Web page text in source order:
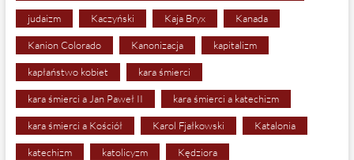
judaizm Kaczyński Kaja Bryx Kanada
Kanion Colorado Kanonizacja kapitalizm
kapłaństwo kobiet kara śmierci
kara śmierci a Jan Paweł II kara śmierci a katechizm
kara śmierci a Kościół Karol Fjałkowski Katalonia
katechizm katolicyzm Kędziora